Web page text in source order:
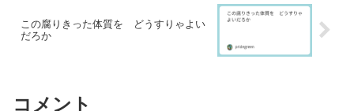
この腐りきった体質を どうすりゃよい
だろか
コメント